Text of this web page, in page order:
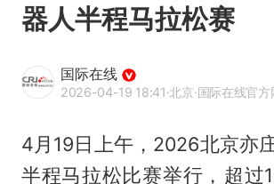
器人半程马拉松赛
国际在线
2026-04-19 18:41·北京·国际在线官方网
4月19日上午，2026北京亦
半程马拉松比赛举行，‌超过